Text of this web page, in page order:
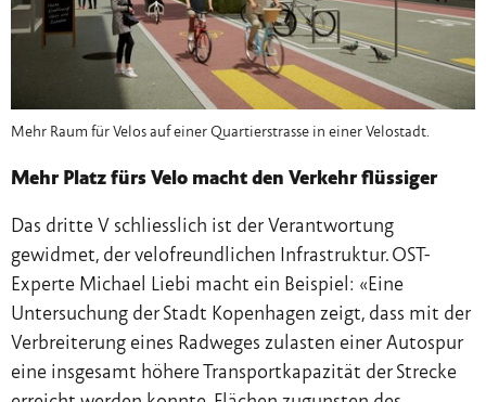
Mehr Raum für Velos auf einer Quartierstrasse in einer Velostadt.
Mehr Platz fürs Velo macht den Verkehr flüssiger
Das dritte V schliesslich ist der Verantwortung
gewidmet, der velofreundlichen Infrastruktur. OST-
Experte Michael Liebi macht ein Beispiel: «Eine
Untersuchung der Stadt Kopenhagen zeigt, dass mit der
Verbreiterung eines Radweges zulasten einer Autospur
eine insgesamt höhere Transportkapazität der Strecke